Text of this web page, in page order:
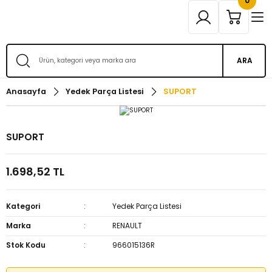
ARA
Anasayfa Yedek Parça Listesi SUPORT
SUPORT
1.698,52 TL
Kategori
Yedek Parça Listesi
Marka
RENAULT
Stok Kodu
966015136R